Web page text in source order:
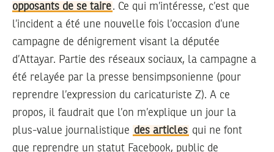
opposants de se taire. Ce qui m’intéresse, c’est que
l’incident a été une nouvelle fois l’occasion d’une
campagne de dénigrement visant la députée
d’Attayar. Partie des réseaux sociaux, la campagne a
été relayée par la presse bensimpsonienne (pour
reprendre l’expression du caricaturiste Z). A ce
propos, il faudrait que l’on m’explique un jour la
plus-value journalistique des articles qui ne font
que reprendre un statut Facebook, public de